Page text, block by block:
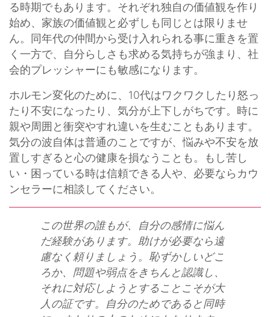
る時期でもあります。それぞれ独自の価値観を作り
始め、家族の価値観と必ずしも同じとは限りませ
ん。同年代の仲間から受け入れられる事に重きを置
く一方で、自分らしさも求める気持ちが強まり、社
会的プレッシャーにも敏感になります。
ホルモン変化のために、10代はワクワクしたり怒っ
たり不安になったり、気分が上下しがちです。時に
親や周囲と衝突やすれ違いを生むこともあります。
気分の波自体は普通のことですが、悩みや不安を放
置しすぎると心の健康を損なうことも。もし苦し
い・困っている時は信頼できる人や、必要ならカウ
ンセラーに相談してください。
この世界の誰もが、自分の感情に悩ん
だ経験があります。助けが必要なら遠
慮なく頼りましょう。恥ずかしいどこ
ろか、問題や弱点をきちんと認識し、
それに対応しようとすることこそが大
人の証です。自分のためであると同時